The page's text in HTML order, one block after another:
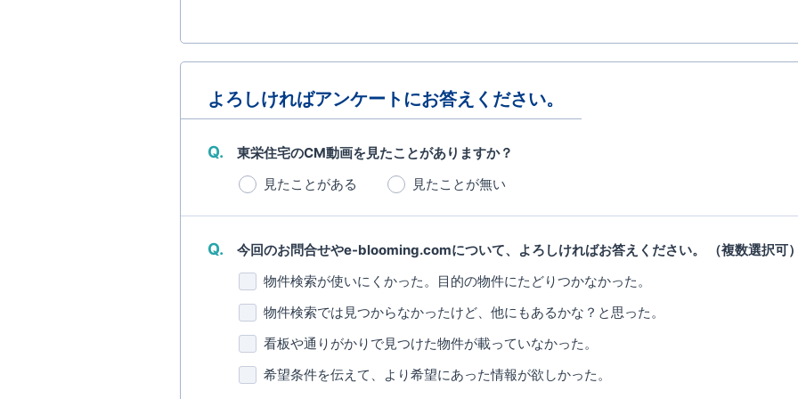
よろしければアンケートにお答えください。
Q. 東栄住宅のCM動画を見たことがありますか？
見たことがある
見たことが無い
Q. 今回のお問合せやe-blooming.comについて、よろしければお答えください。
（複数選択可
物件検索が使いにくかった。目的の物件にたどりつかなかった。
物件検索では見つからなかったけど、他にもあるかな？と思った。
看板や通りがかりで見つけた物件が載っていなかった。
希望条件を伝えて、より希望にあった情報が欲しかった。